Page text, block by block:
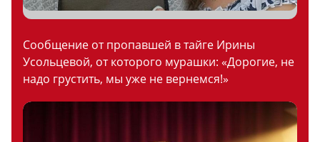
Сообщение от пропавшей в тайге Ирины
Усольцевой, от которого мурашки: «Дорогие, не
надо грустить, мы уже не вернемся!»